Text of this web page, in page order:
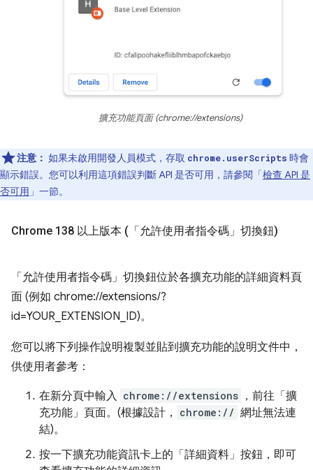
擴充功能頁面 (chrome://extensions)
注意： 如果未啟用開發人員模式，存取 chrome.userScripts 時會
顯示錯誤。您可以利用這項錯誤判斷 API 是否可用，請參閱「檢查 API 是
否可用 」一節。
Chrome 138 以上版本 (「允許使用者指令碼」切換鈕)
「允許使用者指令碼」 切換鈕位於各擴充功能的詳細資料頁
面 (例如 chrome://extensions/?
id=YOUR_EXTENSION_ID)。
您可以將下列操作說明複製並貼到擴充功能的說明文件中，
供使用者參考：
在新分頁中輸入 chrome://extensions ，前往「擴
充功能」頁面。(根據設計，
chrome:// 網址無法連
結)。
按一下擴充功能資訊卡上的「詳細資料」按鈕，即可